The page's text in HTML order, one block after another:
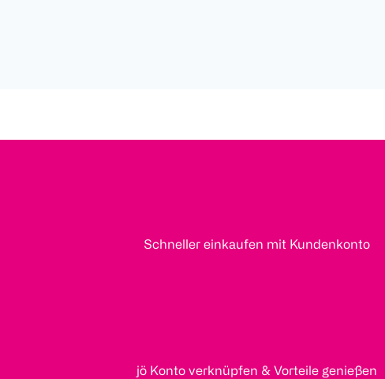
Schneller einkaufen mit Kundenkonto
jö Konto verknüpfen & Vorteile genießen